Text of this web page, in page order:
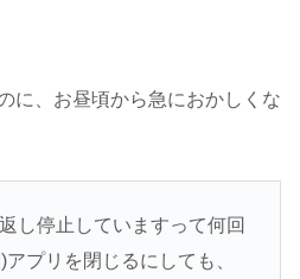
に、お昼頃から急におかしくな
し停止していますって何回
プリを閉じるにしても、